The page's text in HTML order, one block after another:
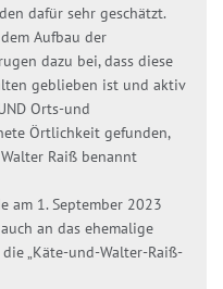
dafür sehr geschätzt.
Aufbau der
dazu bei, dass diese
geblieben ist und aktiv
Orts-und
Örtlichkeit gefunden,
Raiß benannt
am 1. September 2023
an das ehemalige
„Käte-und-Walter-Raiß-